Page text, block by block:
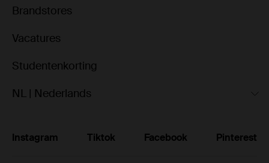
Brandstores
Vacatures
Studentenkorting
NL | Nederlands
Instagram Tiktok Facebook Pinterest